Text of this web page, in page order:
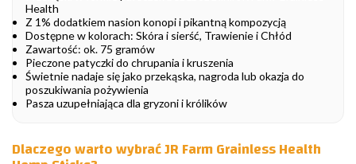
Health
Z 1% dodatkiem nasion konopi i pikantną kompozycją
Dostępne w kolorach: Skóra i sierść, Trawienie i Chłód
Zawartość: ok. 75 gramów
Pieczone patyczki do chrupania i kruszenia
Świetnie nadaje się jako przekąska, nagroda lub okazja do
poszukiwania pożywienia
Pasza uzupełniająca dla gryzoni i królików
Dlaczego warto wybrać JR Farm Grainless Health